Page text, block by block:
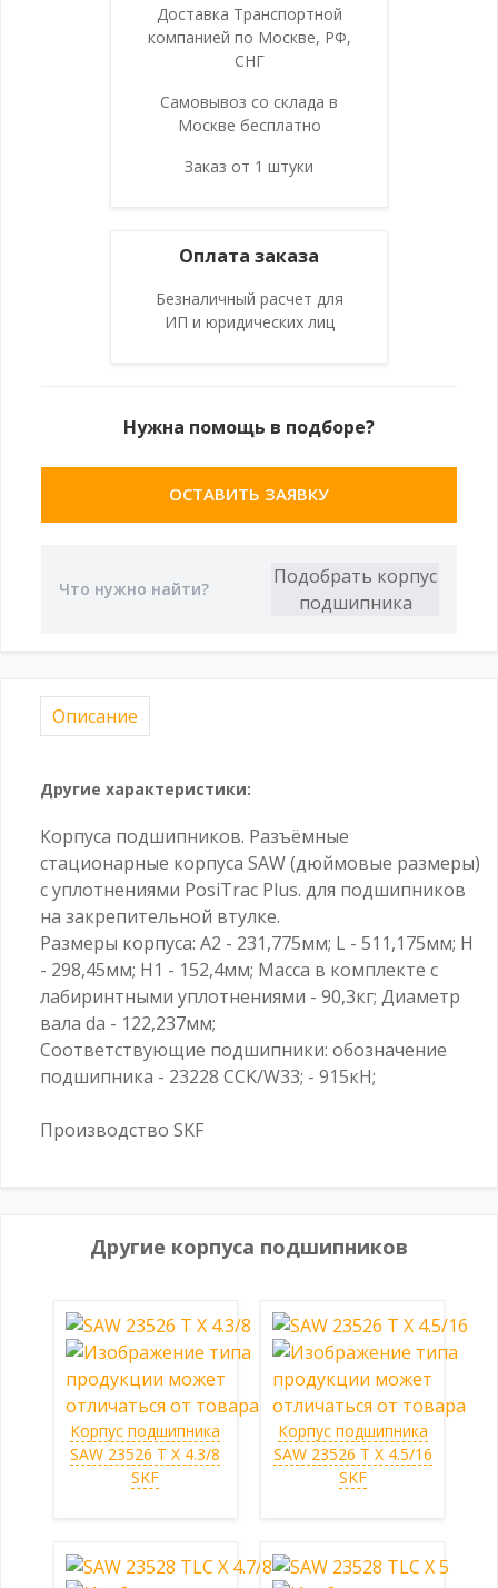
Доставка Транспортной
компанией по Москве, РФ,
СНГ
Самовывоз со склада в
Москве бесплатно
Заказ от 1 штуки
Оплата заказа
Безналичный расчет для
ИП и юридических лиц
Нужна помощь в подборе?
ОСТАВИТЬ ЗАЯВКУ
Описание
Другие характеристики:
Корпуса подшипников. Разъёмные
стационарные корпуса SAW (дюймовые размеры)
с уплотнениями PosiTrac Plus. для подшипников
на закрепительной втулке.
Размеры корпуса: A2 - 231,775мм; L - 511,175мм; H
- 298,45мм; H1 - 152,4мм; Масса в комплекте с
лабиринтными уплотнениями - 90,3кг; Диаметр
вала da - 122,237мм;
Соответствующие подшипники: обозначение
подшипника - 23228 CCK/W33; - 915кН;
Производство SKF
Другие корпуса подшипников
Корпус подшипника
SAW 23526 T X 4.3/8
SKF
Корпус подшипника
SAW 23526 T X 4.5/16
SKF